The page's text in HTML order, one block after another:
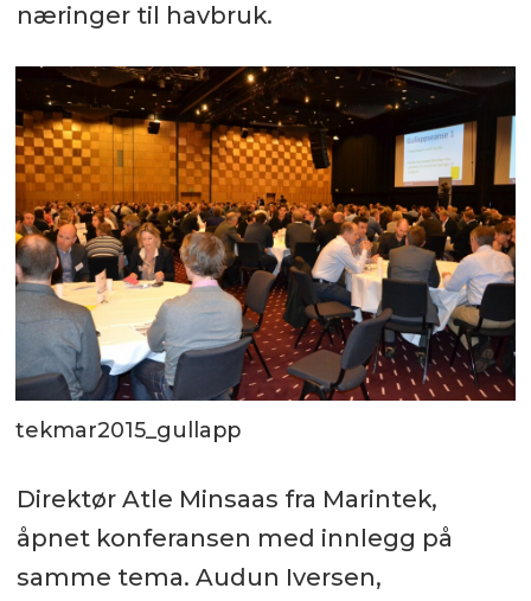
næringer til havbruk.
tekmar2015_gullapp
Direktør Atle Minsaas fra Marintek,
åpnet konferansen med innlegg på
samme tema. Audun Iversen,